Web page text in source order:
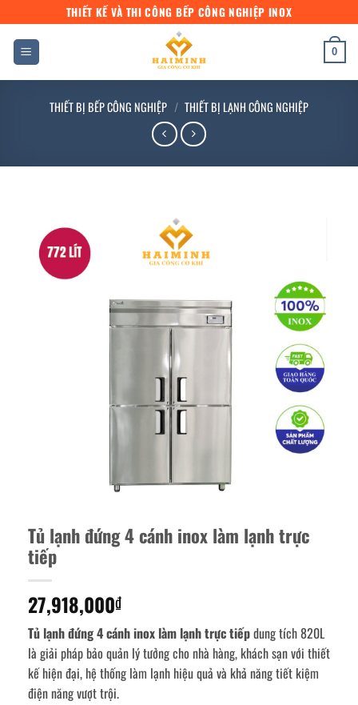
qua
dung
THIẾT KẾ VÀ THI CÔNG BẾP CÔNG NGHIỆP INOX
0
THIẾT BỊ BẾP CÔNG NGHIỆP / THIẾT BỊ LẠNH CÔNG NGHIỆP
Tủ lạnh đứng 4 cánh inox làm lạnh trực
tiếp
27,918,000₫
Tủ lạnh đứng 4 cánh inox làm lạnh trực tiếpdung tích 820L
là giải pháp bảo quản lý tưởng cho nhà hàng, khách sạn với thiết
kế hiện đại, hệ thống làm lạnh hiệu quả và khả năng tiết kiệm
điện năng vượt trội.